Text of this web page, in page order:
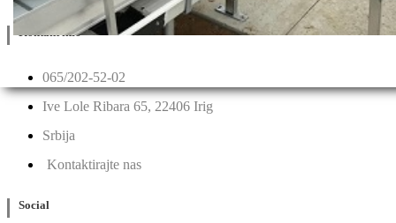
Kontakt info
065/202-52-02
Ive Lole Ribara 65, 22406 Irig
Srbija
Kontaktirajte nas
Social